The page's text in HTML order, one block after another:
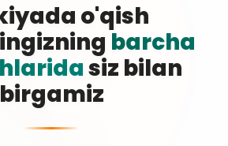
o'qish
barcha
siz bilan
birgamiz